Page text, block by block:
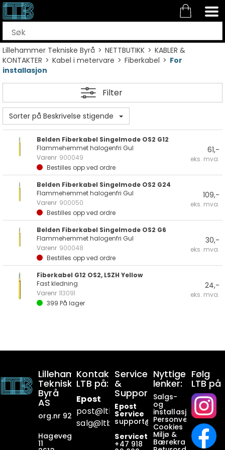
Lillehammer Tekniske Byrå>NETTBUTIKK>KABLER &
KONTAKTER>Kabel i metervare>Fiberkabel>For
installasjon
Filter
Sorter på Beskrivelse stigende
Belden Fiberkabel Singelmode OS2 G12
Flammehemmet halogenfri Gul
Varenr 900049
Bestilles opp ved ordre
61,-
eks. mva.
Belden Fiberkabel Singelmode OS2 G24
Flammehemmet halogenfri Gul
Varenr 900050
Bestilles opp ved ordre
109,-
eks. mva.
Belden Fiberkabel Singelmode OS2 G6
Flammehemmet halogenfri Gul
Varenr 900048
Bestilles opp ved ordre
30,-
eks. mva.
Fiberkabel G12 OS2, LSZH Yellow
Fast kledning
Varenr 113091
399 På lager
24,-
eks. mva.
Lillehammer
Tekniske
Byrå
AS
org.nr 928649911
Hagevegen
11
Kontakt
LTB på:
Epost
post@ltb .no
salg@ltb.no
Service
&
Support:
Epost
Service
support@ltb.no
Servicetelefon
+47 918
Nyttige
lenker:
Salgs-
og
Personvern
Cookies
Miljø &
Bærekraft
Følg
LTB på